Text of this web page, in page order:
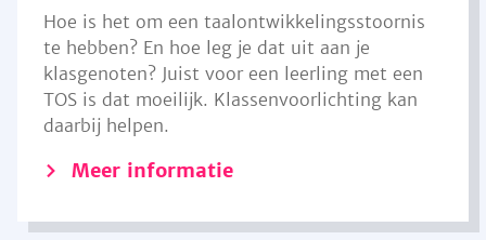
Hoe is het om een taalontwikkelingsstoornis
te hebben? En hoe leg je dat uit aan je
klasgenoten? Juist voor een leerling met een
TOS is dat moeilijk. Klassenvoorlichting kan
daarbij helpen.
Meer informatie